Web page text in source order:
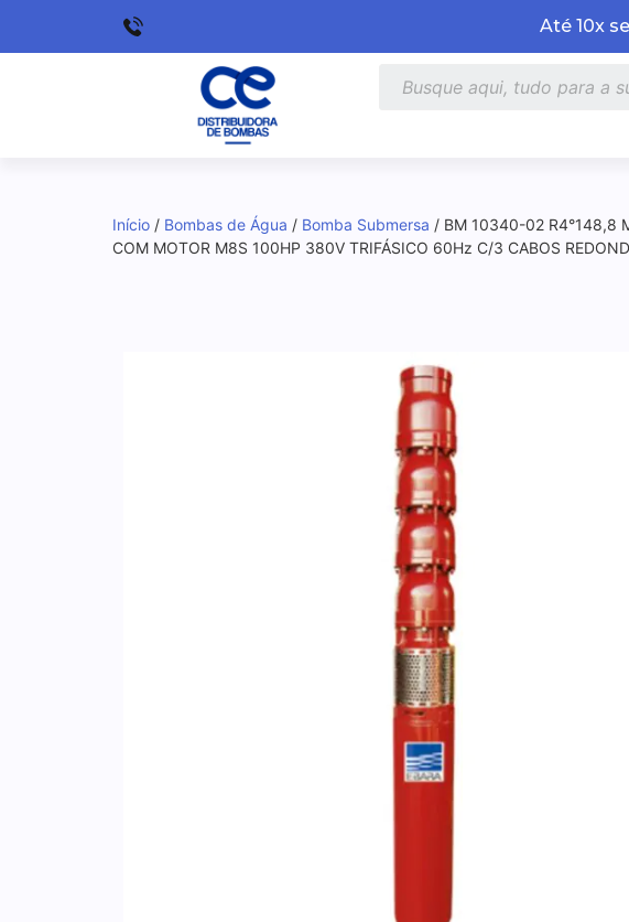
Até 10x
Início / Bombas de Água / Bomba Submersa / BM 10340-02 R4°148,8
COM MOTOR M8S 100HP 380V TRIFÁSICO 60Hz C/3 CABOS